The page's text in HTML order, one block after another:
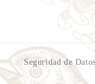
Seguridad de Datos